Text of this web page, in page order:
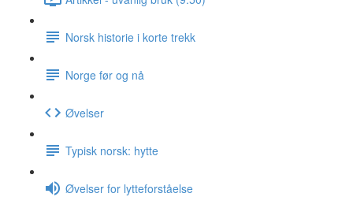
Norsk historie i korte trekk
Norge før og nå
Øvelser
Typisk norsk: hytte
Øvelser for lytteforståelse